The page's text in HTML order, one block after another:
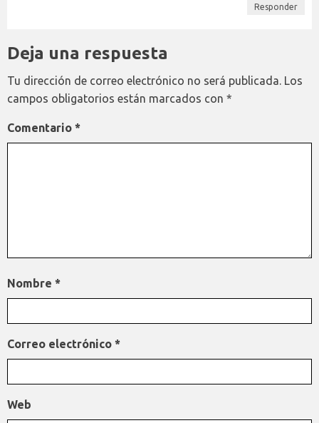
Responder
Deja una respuesta
Tu dirección de correo electrónico no será publicada. Los
campos obligatorios están marcados con *
Comentario *
Nombre *
Correo electrónico *
Web